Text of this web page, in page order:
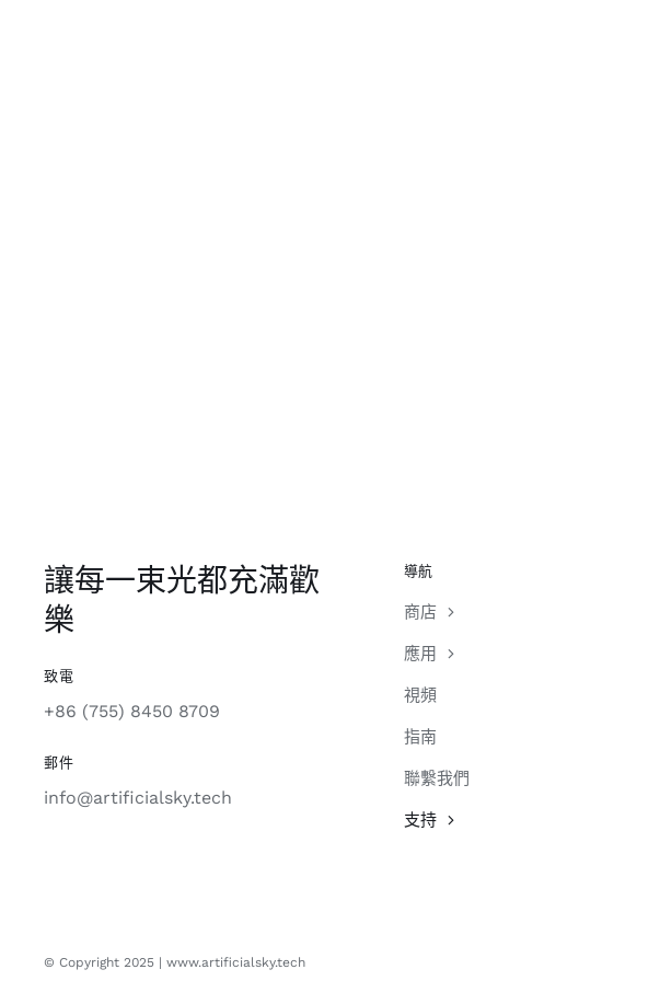
讓每一束光都充滿歡
樂
致電
+86 (755) 8450 8709
郵件
info@artificialsky.tech
導航
商店
應用
視頻
指南
聯繫我們
支持
© Copyright 2025 | www.artificialsky.tech